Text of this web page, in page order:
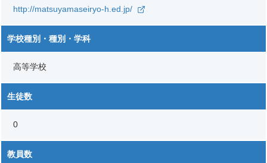
http://matsuyamaseiryo-h.ed.jp/
学校種別・種別・学科
高等学校
生徒数
0
教員数